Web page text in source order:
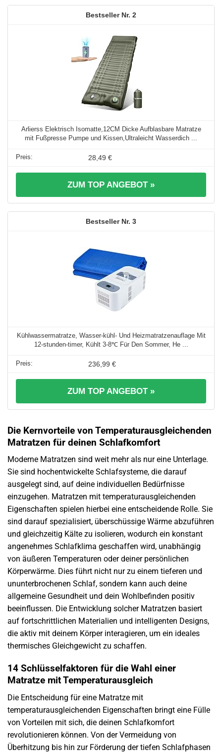
2
Arlierss Elektrisch Isomatte,12CM Dicke Aufblasbare Matratze
mit Fußpresse Pumpe und Kissen,Ultraleicht Wasserdich ...
28,49 €
ZUM TOP ANGEBOT »
3
Kühlwassermatratze, Wasser-kühl- Und Heizmatratzenauflage Mit
12-stunden-timer, Kühlt 3-8℃ Für Den Sommer, He ...
236,99 €
ZUM TOP ANGEBOT »
Die Kernvorteile von Temperaturausgleichenden
Matratzen für deinen Schlafkomfort
Moderne Matratzen sind weit mehr als nur eine Unterlage.
Sie sind hochentwickelte Schlafsysteme, die darauf
ausgelegt sind, auf deine individuellen Bedürfnisse
einzugehen. Matratzen mit temperaturausgleichenden
Eigenschaften spielen hierbei eine entscheidende Rolle. Sie
sind darauf spezialisiert, überschüssige Wärme abzuführen
und gleichzeitig Kälte zu isolieren, wodurch ein konstant
angenehmes Schlafklima geschaffen wird, unabhängig
von äußeren Temperaturen oder deiner persönlichen
Körperwärme. Dies führt nicht nur zu einem tieferen und
ununterbrochenen Schlaf, sondern kann auch deine
allgemeine Gesundheit und dein Wohlbefinden positiv
beeinflussen. Die Entwicklung solcher Matratzen basiert
auf fortschrittlichen Materialien und intelligenten Designs,
die aktiv mit deinem Körper interagieren, um ein ideales
thermisches Gleichgewicht zu schaffen.
14 Schlüsselfaktoren für die Wahl einer
Matratze mit Temperaturausgleich
Die Entscheidung für eine Matratze mit
temperaturausgleichenden Eigenschaften bringt eine Fülle
von Vorteilen mit sich, die deinen Schlafkomfort
revolutionieren können. Von der Vermeidung von
Überhitzung bis hin zur Förderung der tiefen Schlafphasen